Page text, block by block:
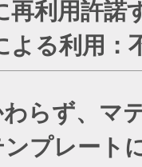
再利用許諾
よる利用：
らず、マ
プレート